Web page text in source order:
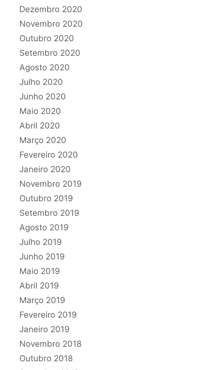
Dezembro 2020
Novembro 2020
Outubro 2020
Setembro 2020
Agosto 2020
Julho 2020
Junho 2020
Maio 2020
Abril 2020
Março 2020
Fevereiro 2020
Janeiro 2020
Novembro 2019
Outubro 2019
Setembro 2019
Agosto 2019
Julho 2019
Junho 2019
Maio 2019
Abril 2019
Março 2019
Fevereiro 2019
Janeiro 2019
Novembro 2018
Outubro 2018